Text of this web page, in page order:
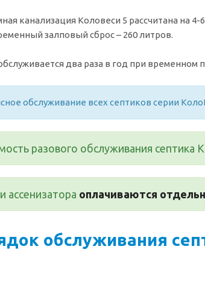
канализация Коловеси 5 рассчитана на
залповый сброс – 260 литров.
два раза в год при временном
обслуживание всех септиков серии
разового обслуживания септика
ассенизатора оплачиваются
обслуживания